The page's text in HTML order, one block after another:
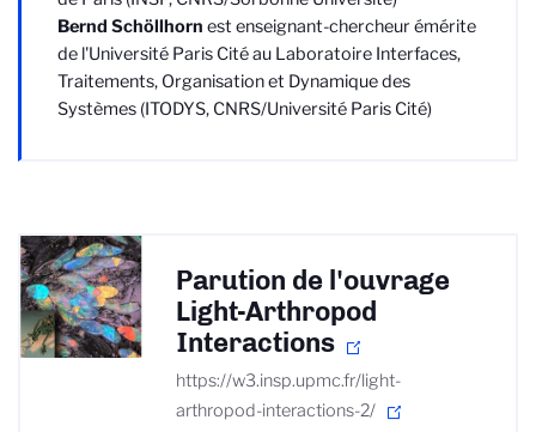
Bernd Schöllhorn est enseignant-chercheur émérite
de l'Université Paris Cité au Laboratoire Interfaces,
Traitements, Organisation et Dynamique des
Systèmes (ITODYS, CNRS/Université Paris Cité)
Parution de l'ouvrage
Light-Arthropod
Interactions
https://w3.insp.upmc.fr/light-
arthropod-interactions-2/